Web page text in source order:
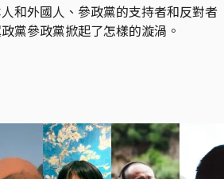
和外國人、參政黨的支持者和反對者
黨參政黨掀起了怎樣的漩渦。